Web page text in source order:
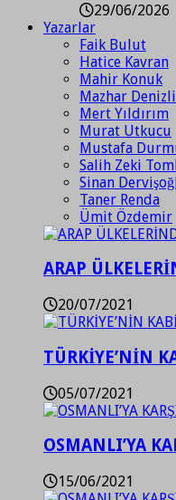
29/06/2026
Yazarlar
Faik Bulut
Hatice Kavran
Mahir Konuk
Mazhar Denizli
Mert Yıldırım
Murat Utkucu
Mustafa
Salih Zeki
Sinan
Taner Renda
Ümit Özdemir
ARAP
20/07/2021
TÜRKİYE’NİN
05/07/2021
OSMANLI’YA
15/06/2021